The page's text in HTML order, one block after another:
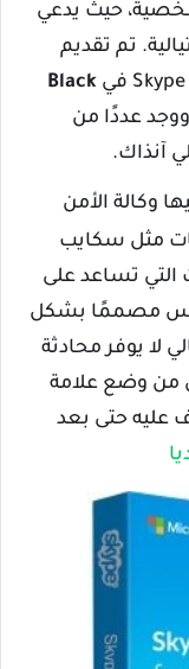
شخصية، حيث يدعي
تم تقديم
Black
. قام بتحليل Skype ووجد عددًا من
آنذاك.
وكالة الأمن
مثل سكايب
تساعد على
ليس مصممًا بشكل
لا يوفر محادثة
من وضع علامة
عليه حتى بعد